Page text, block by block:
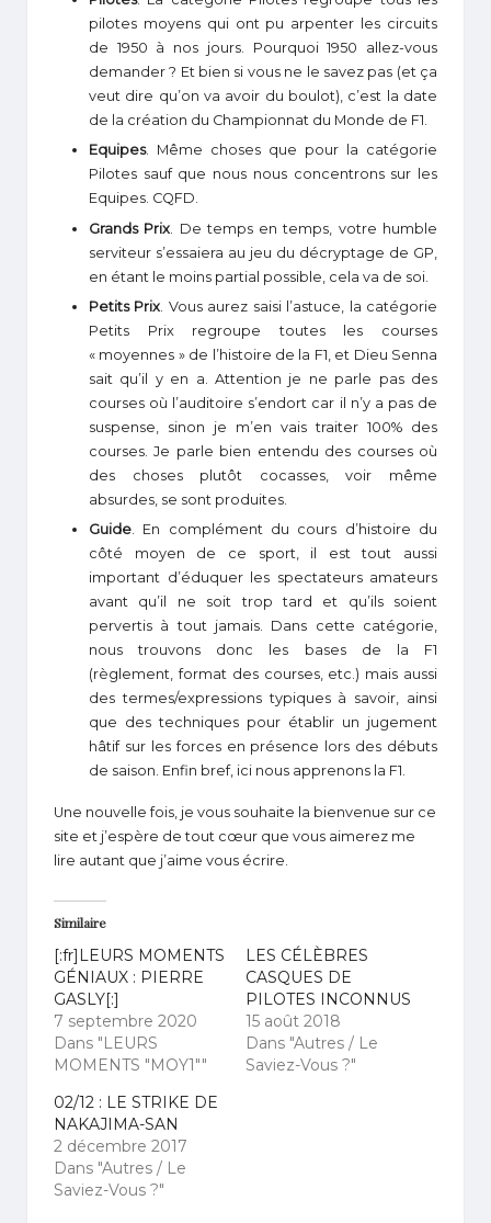
pilotes moyens qui ont pu arpenter les circuits
de 1950 à nos jours. Pourquoi 1950 allez-vous
demander ? Et bien si vous ne le savez pas (et ça
veut dire qu’on va avoir du boulot), c’est la date
de la création du Championnat du Monde de F1.
Equipes. Même choses que pour la catégorie
Pilotes sauf que nous nous concentrons sur les
Equipes. CQFD.
Grands Prix . De temps en temps, votre humble
serviteur s’essaiera au jeu du décryptage de GP,
en étant le moins partial possible, cela va de soi.
Petits Prix . Vous aurez saisi l’astuce, la catégorie
Petits Prix regroupe toutes les courses
« moyennes » de l’histoire de la F1, et Dieu Senna
sait qu’il y en a. Attention je ne parle pas des
courses où l’auditoire s’endort car il n’y a pas de
suspense, sinon je m’en vais traiter 100% des
courses. Je parle bien entendu des courses où
des choses plutôt cocasses, voir même
absurdes, se sont produites.
Guide . En complément du cours d’histoire du
côté moyen de ce sport, il est tout aussi
important d’éduquer les spectateurs amateurs
avant qu’il ne soit trop tard et qu’ils soient
pervertis à tout jamais. Dans cette catégorie,
nous trouvons donc les bases de la F1
(règlement, format des courses, etc.) mais aussi
des termes/expressions typiques à savoir, ainsi
que des techniques pour établir un jugement
hâtif sur les forces en présence lors des débuts
de saison. Enfin bref, ici nous apprenons la F1.
Une nouvelle fois, je vous souhaite la bienvenue sur ce
site et j’espère de tout cœur que vous aimerez me
lire autant que j’aime vous écrire.
Similaire
[:fr]LEURS MOMENTS
GÉNIAUX : PIERRE
GASLY[:]
7 septembre 2020
Dans "LEURS
MOMENTS "MOY1""
LES CÉLÈBRES
CASQUES DE
PILOTES INCONNUS
15 août 2018
Dans "Autres / Le
Saviez-Vous ?"
02/12 : LE STRIKE DE
NAKAJIMA-SAN
2 décembre 2017
Dans "Autres / Le
Saviez-Vous ?"